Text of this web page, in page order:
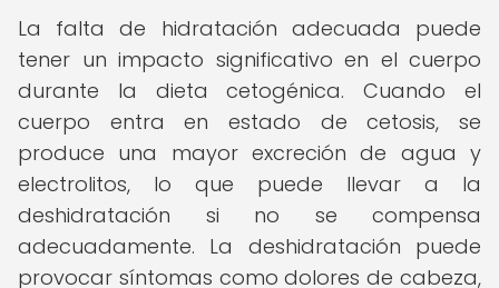
La falta de hidratación adecuada puede
tener un impacto significativo en el cuerpo
durante la dieta cetogénica. Cuando el
cuerpo entra en estado de cetosis, se
produce una mayor excreción de agua y
electrolitos, lo que puede llevar a la
deshidratación si no se compensa
adecuadamente. La deshidratación puede
provocar síntomas como dolores de cabeza,